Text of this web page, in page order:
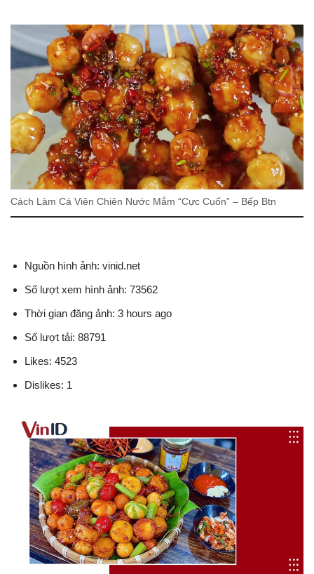
Cách Làm Cá Viên Chiên Nước Mắm “Cực Cuốn” – Bếp Btn
Nguồn hình ảnh: vinid.net
Số lượt xem hình ảnh: 73562
Thời gian đăng ảnh: 3 hours ago
Số lượt tải: 88791
Likes: 4523
Dislikes: 1